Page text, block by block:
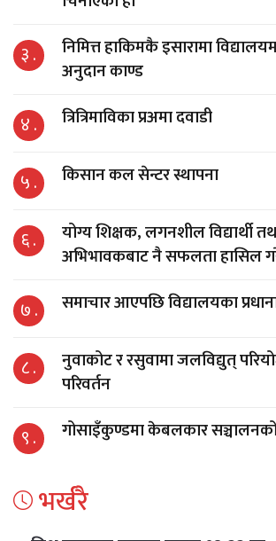
३ .
निमित्त हाकिमकै इसारामा
अनुदान काण्ड
४ . त्रित्रिमाविका प्रअमा दवाडी
५ . किसान कल सेन्टर स्थापना
६ .
योग्य शिक्षक, लगनशील विद्यार्थी
अभिभावकबाट नै सफलता हासिल
७ . समाचार आएपछि विद्यालयका
८ .
नुवाकोट र रसुवामा जलविद्युत्
परिवर्तन
९ . गोसाइँकुण्डमा केबलकार
भर्खरै